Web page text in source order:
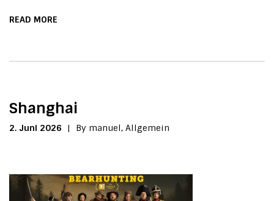
READ MORE
Shanghai
2. Juni 2026 | By manuel, Allgemein